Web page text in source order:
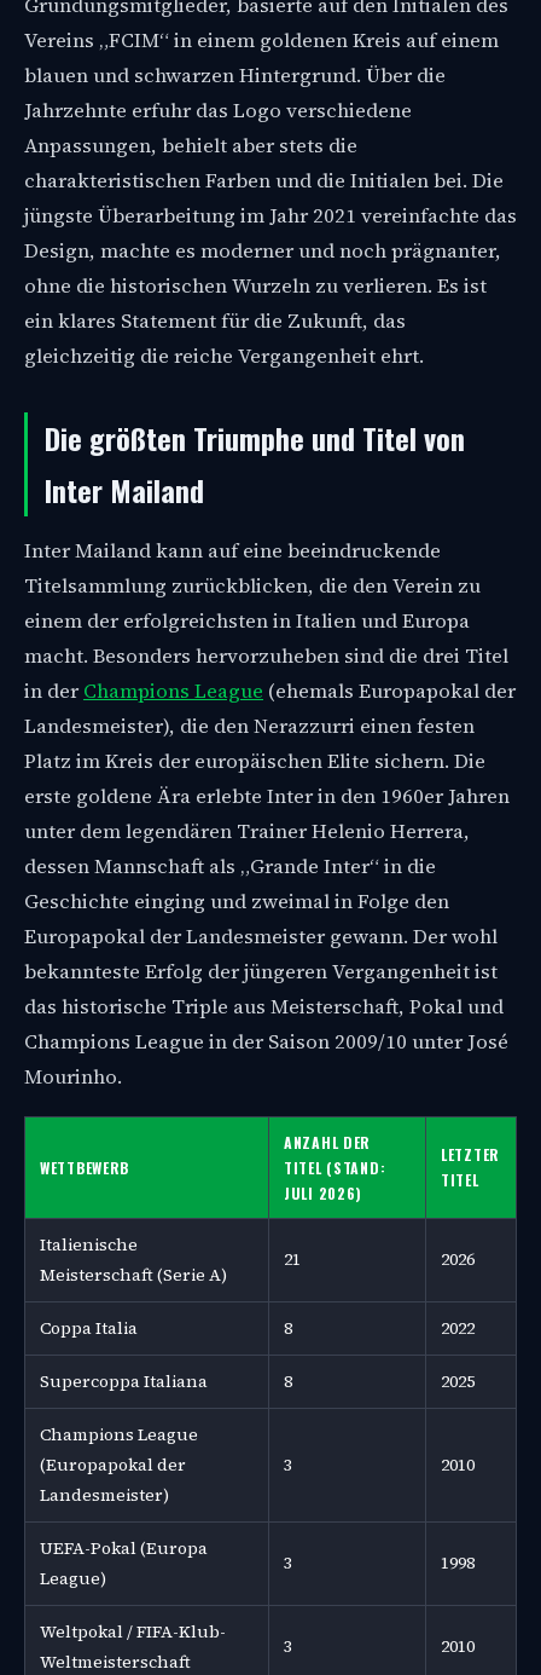
Vereins „FCIM“ in einem goldenen Kreis auf einem
blauen und schwarzen Hintergrund. Über die
Jahrzehnte erfuhr das Logo verschiedene
Anpassungen, behielt aber stets die
charakteristischen Farben und die Initialen bei. Die
jüngste Überarbeitung im Jahr 2021 vereinfachte das
Design, machte es moderner und noch prägnanter,
ohne die historischen Wurzeln zu verlieren. Es ist
ein klares Statement für die Zukunft, das
gleichzeitig die reiche Vergangenheit ehrt.
Die größten Triumphe und Titel von
Inter Mailand
Inter Mailand kann auf eine beeindruckende
Titelsammlung zurückblicken, die den Verein zu
einem der erfolgreichsten in Italien und Europa
macht. Besonders hervorzuheben sind die drei Titel
in der Champions League (ehemals Europapokal der
Landesmeister), die den Nerazzurri einen festen
Platz im Kreis der europäischen Elite sichern. Die
erste goldene Ära erlebte Inter in den 1960er Jahren
unter dem legendären Trainer Helenio Herrera,
dessen Mannschaft als „Grande Inter“ in die
Geschichte einging und zweimal in Folge den
Europapokal der Landesmeister gewann. Der wohl
bekannteste Erfolg der jüngeren Vergangenheit ist
das historische Triple aus Meisterschaft, Pokal und
Champions League in der Saison 2009/10 unter José
Mourinho.
WETTBEWERB
ANZAHL DER
TITEL (STAND:
JULI 2026)
LETZTER
TITEL
Italienische
Meisterschaft (Serie A)
21 2026
Coppa Italia 8 2022
Supercoppa Italiana 8 2025
Champions League
(Europapokal der
Landesmeister)
3 2010
UEFA-Pokal (Europa
League)
3 1998
Weltpokal / FIFA-Klub-
Weltmeisterschaft
3 2010